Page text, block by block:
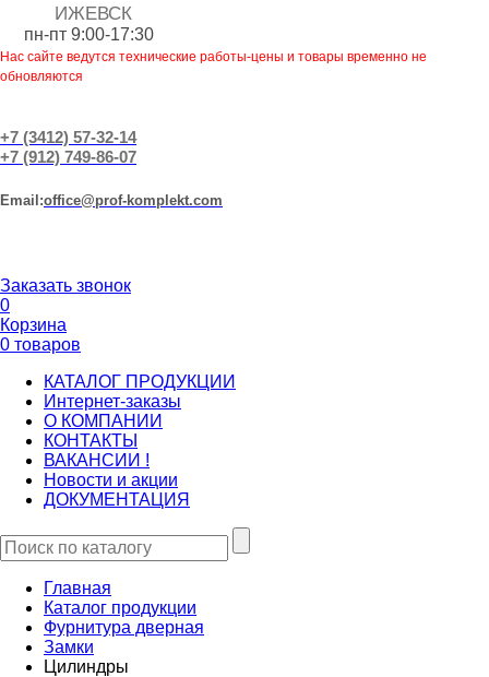
ИЖЕВСК
пн-пт 9:00-17:30
Нас сайте ведутся технические работы-цены и товары временно не
обновляются
+7 (3412) 57-32-14
+7 (912) 749-86-07
Еmail:office@prof-komplekt.com
Заказать звонок
0
Корзина
0 товаров
КАТАЛОГ ПРОДУКЦИИ
Интернет-заказы
О КОМПАНИИ
КОНТАКТЫ
ВАКАНСИИ !
Новости и акции
ДОКУМЕНТАЦИЯ
Главная
Каталог продукции
Фурнитура дверная
Замки
Цилиндры